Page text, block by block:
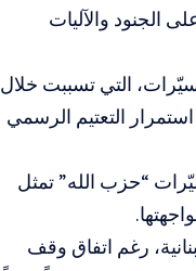
الجنود والآليات
التي تسببت خلال
التعتيم الرسمي
“حزب الله” تمثل
رغم اتفاق وقف